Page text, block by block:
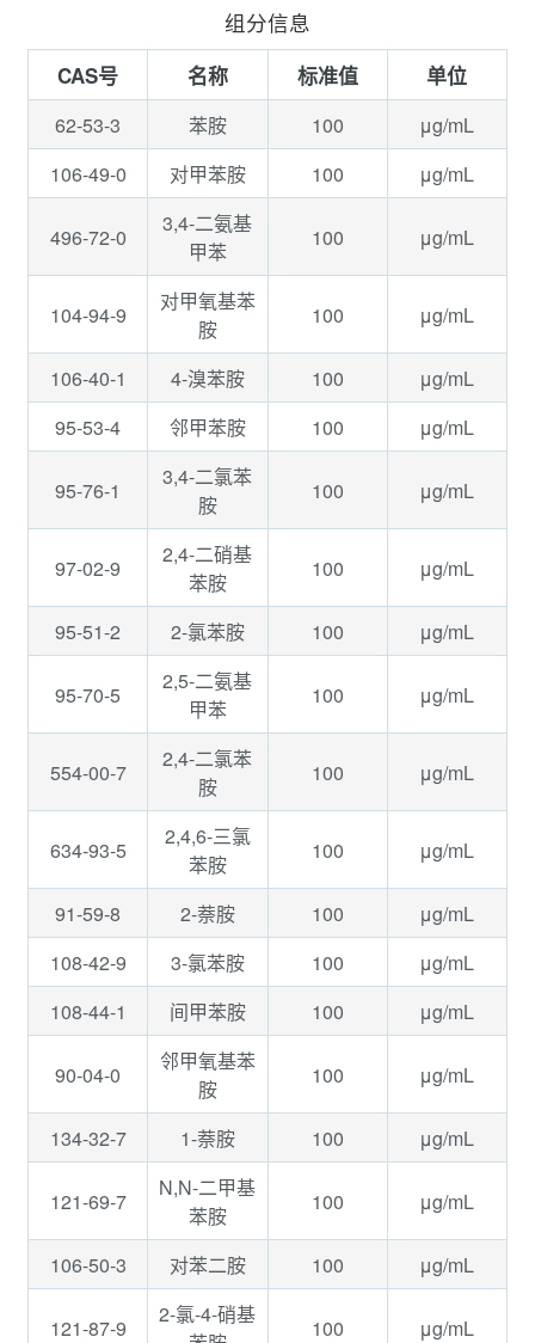
组分信息
CAS号 名称 标准值 单位
62-53-3 苯胺 100
μg/mL
106-49-0
对甲苯胺 100 μg/mL
496-72-0
3,4-二氨基
甲苯
100 μg/mL
104-94-9
对甲氧基苯
胺
100 μg/mL
106-40-1 4-溴苯胺 100
μg/mL
95-53-4
邻甲苯胺 100 μg/mL
95-76-1
3,4-二氯苯
胺
100 μg/mL
97-02-9
2,4-二硝基
苯胺
100 μg/mL
95-51-2 2-氯苯胺 100 μg/mL
95-70-5
2,5-二氨基
甲苯
100 μg/mL
554-00-7
2,4-二氯苯
胺
100 μg/mL
634-93-5
2,4,6-三氯
苯胺
100 μg/mL
91-59-8 2-萘胺 100
μg/mL
108-42-9
3-氯苯胺 100
μg/mL
108-44-1
间甲苯胺 100 μg/mL
90-04-0
邻甲氧基苯
胺
100 μg/mL
134-32-7 1-萘胺 100 μg/mL
121-69-7
N,N-二甲基
苯胺
100 μg/mL
106-50-3 对苯二胺 100 μg/mL
121-87-9
2-氯-4-硝基
100 μg/mL